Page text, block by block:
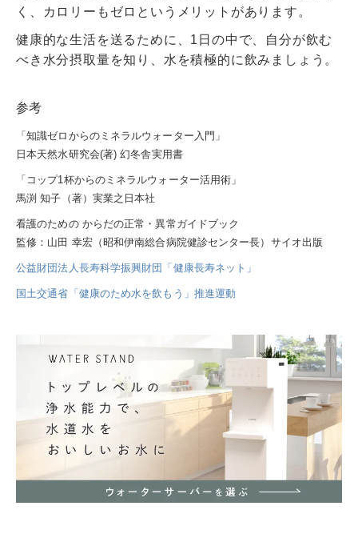
く、カロリーもゼロというメリットがあります。
健康的な生活を送るために、1日の中で、自分が飲む
べき水分摂取量を知り、水を積極的に飲みましょう。
参考
「知識ゼロからのミネラルウォーター入門」
日本天然水研究会(著) 幻冬舎実用書
「コップ1杯からのミネラルウォーター活用術」
馬渕 知子（著）実業之日本社
看護のための からだの正常・異常ガイドブック
監修：山田 幸宏（昭和伊南総合病院健診センター長）サイオ出版
公益財団法人長寿科学振興財団「健康長寿ネット」
国土交通省「健康のため水を飲もう」推進運動